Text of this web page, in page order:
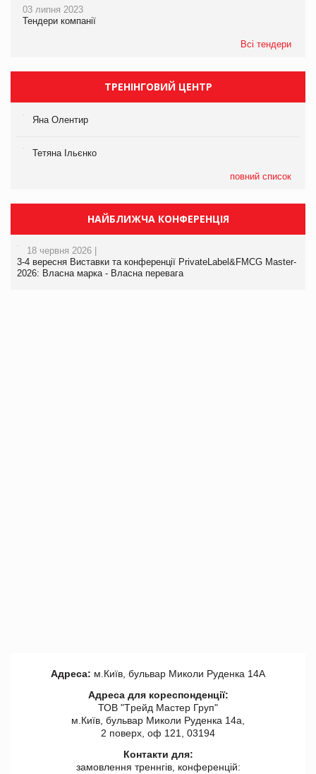
03 липня 2023
Тендери компанії
Всі тендери
ТРЕНІНГОВИЙ ЦЕНТР
Яна Олентир
Тетяна Ільєнко
повний список
НАЙБЛИЖЧА КОНФЕРЕНЦІЯ
18 червня 2026 |
3-4 вересня Виставки та конференції PrivateLabel&FMCG Master-
2026: Власна марка - Власна перевага
Адреса: м.Київ, бульвар Миколи Руденка 14А
Адреса для кореспонденції:
ТОВ "Tрейд Мастер Груп"
м.Київ, бульвар Миколи Руденка 14а,
2 поверх, оф 121, 03194
Контакти для:
замовлення треннгів, конференцій: